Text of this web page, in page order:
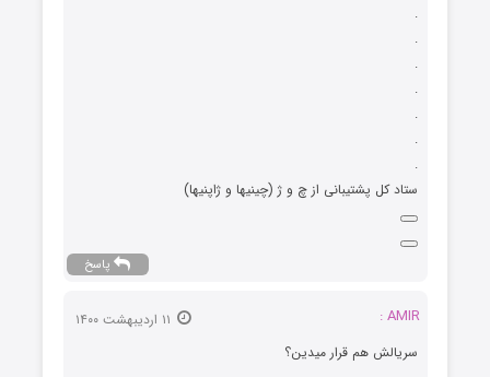
.
.
.
.
.
.
.
ستاد کل پشتیبانی از چ و ژ (چینیها و ژاپنیها)
پاسخ
AMIR :
سریالش هم قرار میدین؟